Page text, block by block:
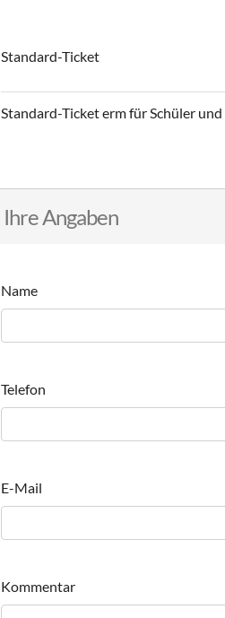
Standard-Ticket
Standard-Ticket erm für Schüler
Ihre Angaben
Name
Telefon
E-Mail
Kommentar